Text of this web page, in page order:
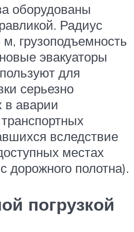
оборудованы
Радиус
грузоподъемность
эвакуаторы
для
серьезно
в аварии
вследствие
местах
дорожного полотна).
погрузкой